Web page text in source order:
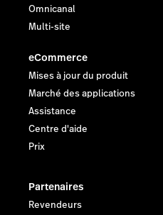
Omnicanal
Multi-site
eCommerce
Mises à jour du produit
Marché des applications
Assistance
Centre d'aide
Prix
Partenaires
Revendeurs